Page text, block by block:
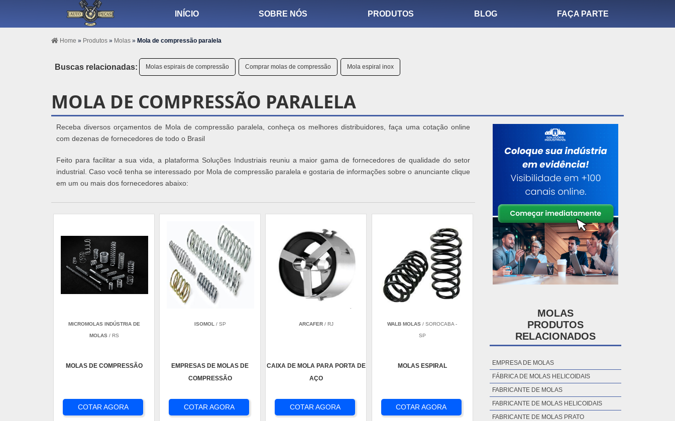
INÍCIO SOBRE NÓS PRODUTOS BLOG FAÇA PARTE
Home » Produtos » Molas » Mola de compressão paralela
Buscas relacionadas: Molas espirais de compressão Comprar molas de compressão Mola espiral inox
MOLA DE COMPRESSÃO PARALELA
Receba diversos orçamentos de Mola de compressão paralela, conheça os melhores distribuidores, faça uma cotação online
com dezenas de fornecedores de todo o Brasil
Feito para facilitar a sua vida, a plataforma Soluções Industriais reuniu a maior gama de fornecedores de qualidade do setor
industrial. Caso você tenha se interessado por Mola de compressão paralela e gostaria de informações sobre o anunciante clique
em um ou mais dos fornecedores abaixo:
MICROMOLAS INDÚSTRIA DE
MOLAS/ RS
MOLAS DE COMPRESSÃO
COTAR AGORA
ISOMOL / SP
EMPRESAS DE MOLAS DE
COMPRESSÃO
COTAR AGORA
ARCAFER/ RJ
CAIXA DE MOLA PARA PORTA DE
AÇO
COTAR AGORA
WALB MOLAS / SOROCABA -
SP
MOLAS ESPIRAL
COTAR AGORA
MOLAS
PRODUTOS
RELACIONADOS
EMPRESA DE MOLAS
FÁBRICA DE MOLAS HELICOIDAIS
FABRICANTE DE MOLAS
FABRICANTE DE MOLAS HELICOIDAIS
FABRICANTE DE MOLAS PRATO